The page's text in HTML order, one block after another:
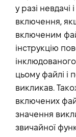
у разі
включення,
включеним
інструкцію
цьому файлі і
викликав.
включених
значення
звичайної